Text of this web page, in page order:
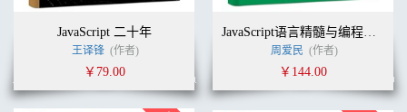
4.4 类句法 93
4.5 getter 和 setter 94
4.6 实例域和私有方法 95
4.7 静态方法和域 96
4.9 重写方法 99
JavaScript 二十年
王译锋 (作者)
￥79.00
JavaScript语言精髓与编程实践（第3版）
周爱民 (作者)
￥144.00